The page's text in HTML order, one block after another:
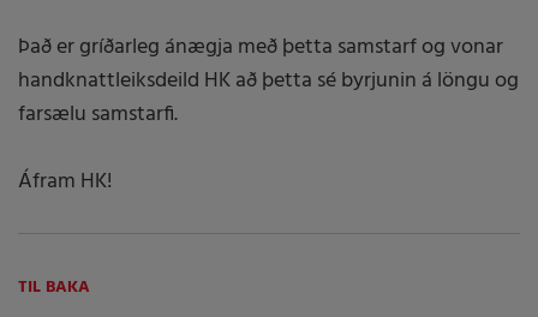
Það er gríðarleg ánægja með þetta samstarf og vonar
handknattleiksdeild HK að þetta sé byrjunin á löngu og
farsælu samstarfi.
Áfram HK!
TIL BAKA